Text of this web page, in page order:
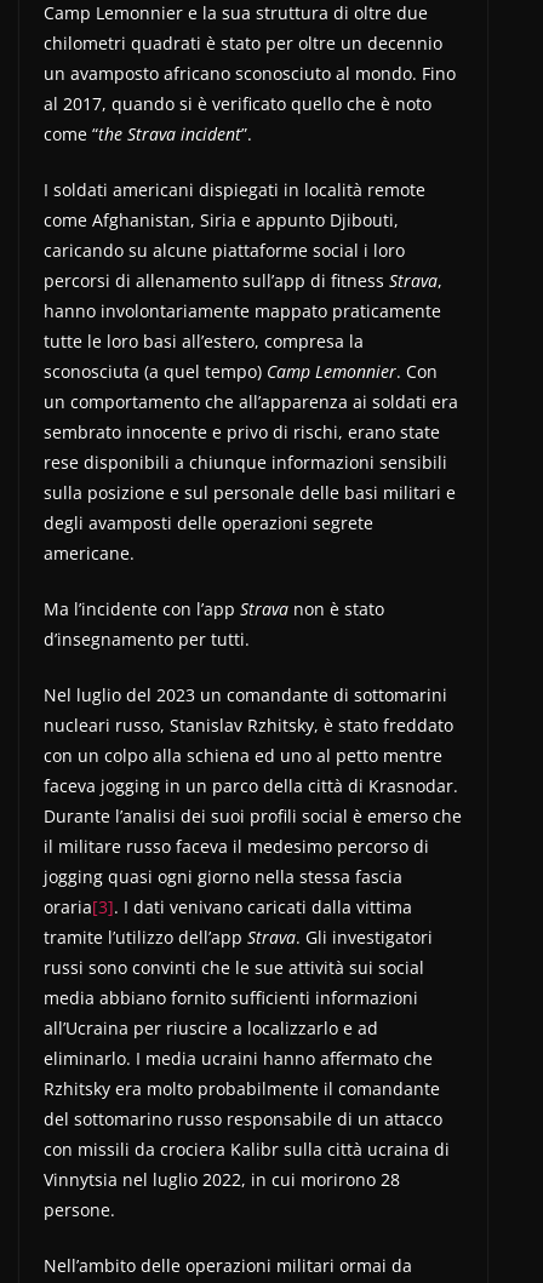
Camp Lemonnier e la sua struttura di oltre due
chilometri quadrati è stato per oltre un decennio
un avamposto africano sconosciuto al mondo. Fino
al 2017, quando si è verificato quello che è noto
come “the Strava incident”.
I soldati americani dispiegati in località remote
come Afghanistan, Siria e appunto Djibouti,
caricando su alcune piattaforme social i loro
percorsi di allenamento sull’app di fitness Strava,
hanno involontariamente mappato praticamente
tutte le loro basi all’estero, compresa la
sconosciuta (a quel tempo) Camp Lemonnier. Con
un comportamento che all’apparenza ai soldati era
sembrato innocente e privo di rischi, erano state
rese disponibili a chiunque informazioni sensibili
sulla posizione e sul personale delle basi militari e
degli avamposti delle operazioni segrete
americane.
Ma l’incidente con l’app Strava non è stato
d’insegnamento per tutti.
Nel luglio del 2023 un comandante di sottomarini
nucleari russo, Stanislav Rzhitsky, è stato freddato
con un colpo alla schiena ed uno al petto mentre
faceva jogging in un parco della città di Krasnodar.
Durante l’analisi dei suoi profili social è emerso che
il militare russo faceva il medesimo percorso di
jogging quasi ogni giorno nella stessa fascia
oraria[3]. I dati venivano caricati dalla vittima
tramite l’utilizzo dell’app Strava. Gli investigatori
russi sono convinti che le sue attività sui social
media abbiano fornito sufficienti informazioni
all’Ucraina per riuscire a localizzarlo e ad
eliminarlo. I media ucraini hanno affermato che
Rzhitsky era molto probabilmente il comandante
del sottomarino russo responsabile di un attacco
con missili da crociera Kalibr sulla città ucraina di
Vinnytsia nel luglio 2022, in cui morirono 28
persone.
Nell’ambito delle operazioni militari ormai da